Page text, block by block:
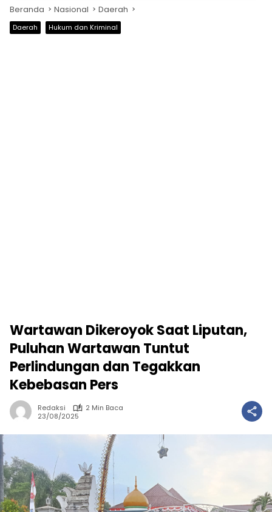
Beranda Nasional Daerah
Daerah Hukum dan Kriminal
Wartawan Dikeroyok Saat Liputan,
Puluhan Wartawan Tuntut
Perlindungan dan Tegakkan
Kebebasan Pers
Redaksi
2 Min Baca
23/08/2025